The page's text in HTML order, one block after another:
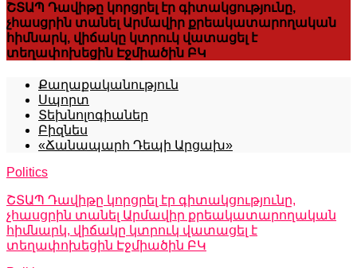
ՇՏԱՊ Դավիթը կորցրել էր գիտակցությունը,
չհասցրին տանել Արմավիր քրեակատարողական
հիմնարկ, վիճակը կտրուկ վատացել է
տեղափոխեցին Էջմիածին ԲԿ
Քաղաքականություն
Սպորտ
Տեխնոլոգիաներ
Բիզնես
«Ճանապարհ Դեպի Արցախ»
Politics
ՇՏԱՊ Դավիթը կորցրել էր գիտակցությունը,
չհասցրին տանել Արմավիր քրեակատարողական
հիմնարկ, վիճակը կտրուկ վատացել է
տեղափոխեցին Էջմիածին ԲԿ